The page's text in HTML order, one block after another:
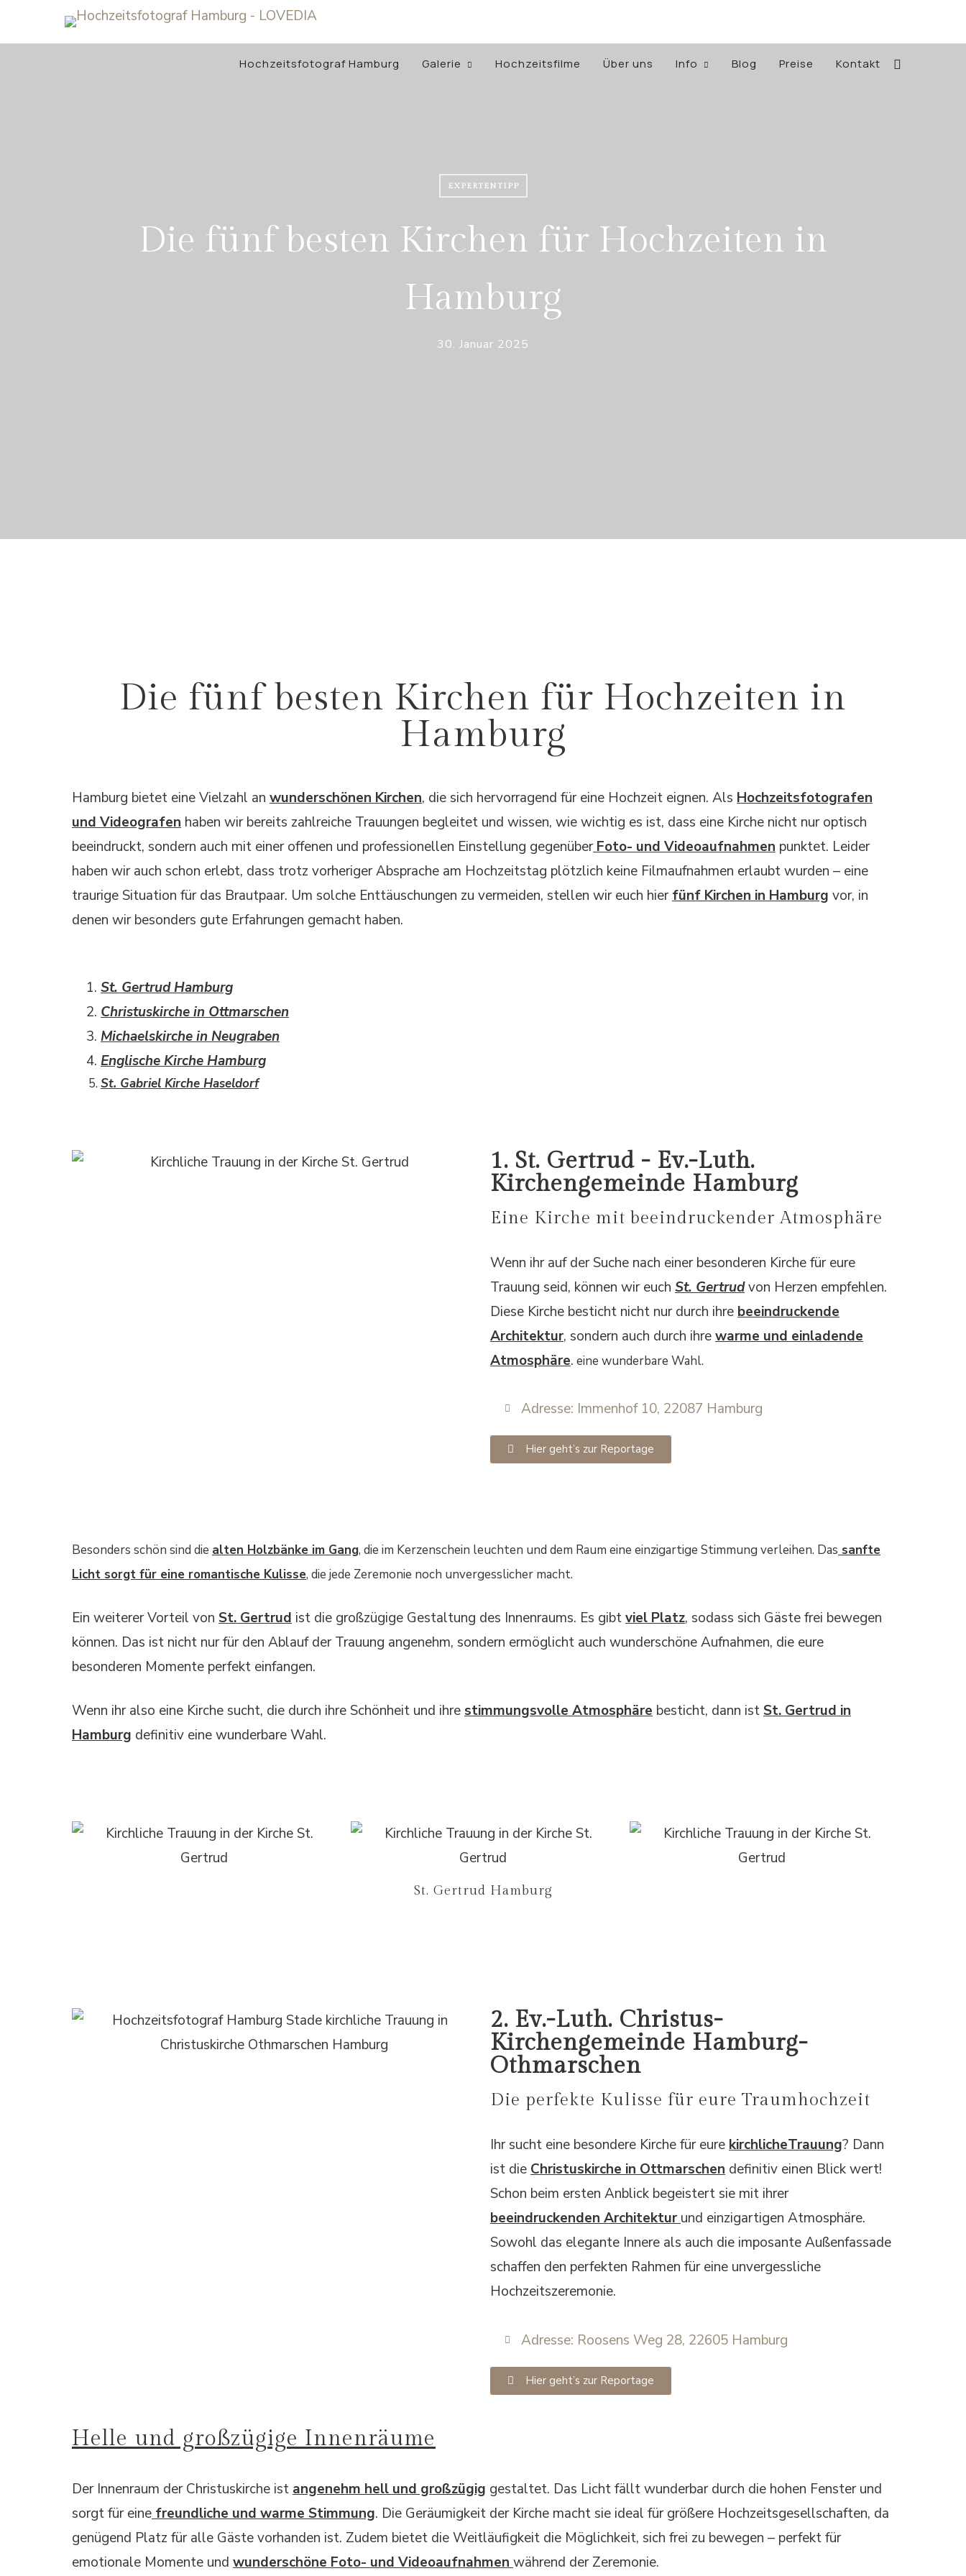
Hochzeitsfotograf Hamburg Galerie Hochzeitsfilme Über uns Info Blog Preise Kontakt
EXPERTENTIPP
Die fünf besten Kirchen für Hochzeiten in
Hamburg
30. Januar 2025
Die fünf besten Kirchen für Hochzeiten in
Hamburg
Hamburg bietet eine Vielzahl an wunderschönen Kirchen, die sich hervorragend für eine Hochzeit eignen. Als Hochzeitsfotografen
und Videografen haben wir bereits zahlreiche Trauungen begleitet und wissen, wie wichtig es ist, dass eine Kirche nicht nur optisch
beeindruckt, sondern auch mit einer offenen und professionellen Einstellung gegenüberFoto- und Videoaufnahmen punktet. Leider
haben wir auch schon erlebt, dass trotz vorheriger Absprache am Hochzeitstag plötzlich keine Filmaufnahmen erlaubt wurden – eine
traurige Situation für das Brautpaar. Um solche Enttäuschungen zu vermeiden, stellen wir euch hierfünf Kirchen in Hamburg vor, in
denen wir besonders gute Erfahrungen gemacht haben.
St. Gertrud Hamburg
Christuskirche in Ottmarschen
Michaelskirche in Neugraben
Englische Kirche Hamburg
St. Gabriel Kirche Haseldorf
1. St. Gertrud - Ev.-Luth.
Kirchengemeinde Hamburg
Eine Kirche mit beeindruckender Atmosphäre
Wenn ihr auf der Suche nach einer besonderen Kirche für eure
Trauung seid, können wir euch St. Gertrudvon Herzen empfehlen.
Diese Kirche besticht nicht nur durch ihre beeindruckende
Architektur, sondern auch durch ihrewarme und einladende
Atmosphäre. eine wunderbare Wahl.
Adresse: Immenhof 10, 22087 Hamburg
Hier geht’s zur Reportage
Besonders schön sind die alten Holzbänke im Gang, die im Kerzenschein leuchten und dem Raum eine einzigartige Stimmung verleihen. Das sanfte
Licht sorgt für eine romantische Kulisse, die jede Zeremonie noch unvergesslicher macht.
Ein weiterer Vorteil von St. Gertrud ist die großzügige Gestaltung des Innenraums. Es gibtviel Platz, sodass sich Gäste frei bewegen
können. Das ist nicht nur für den Ablauf der Trauung angenehm, sondern ermöglicht auch wunderschöne Aufnahmen, die eure
besonderen Momente perfekt einfangen.
Wenn ihr also eine Kirche sucht, die durch ihre Schönheit und ihre stimmungsvolle Atmosphäre besticht, dann ist St. Gertrud in
Hamburg definitiv eine wunderbare Wahl.
St. Gertrud Hamburg
2. Ev.-Luth. Christus-
Kirchengemeinde Hamburg-
Othmarschen
Die perfekte Kulisse für eure Traumhochzeit
Ihr sucht eine besondere Kirche für eurekirchlicheTrauung? Dann
ist dieChristuskirche in Ottmarschen definitiv einen Blick wert!
Schon beim ersten Anblick begeistert sie mit ihrer
beeindruckenden Architekturund einzigartigen Atmosphäre.
Sowohl das elegante Innere als auch die imposante Außenfassade
schaffen den perfekten Rahmen für eine unvergessliche
Hochzeitszeremonie.
Adresse: Roosens Weg 28, 22605 Hamburg
Hier geht’s zur Reportage
Helle und großzügige Innenräume
Der Innenraum der Christuskirche istangenehm hell und großzügig gestaltet. Das Licht fällt wunderbar durch die hohen Fenster und
sorgt für einefreundliche und warme Stimmung. Die Geräumigkeit der Kirche macht sie ideal für größere Hochzeitsgesellschaften, da
genügend Platz für alle Gäste vorhanden ist. Zudem bietet die Weitläufigkeit die Möglichkeit, sich frei zu bewegen – perfekt für
emotionale Momente und wunderschöne Foto- und Videoaufnahmenwährend der Zeremonie.